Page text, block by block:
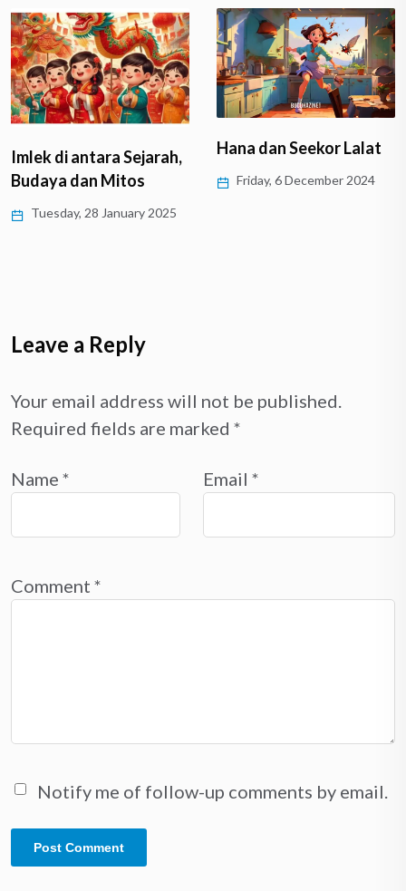
Imlek di antara Sejarah,
Budaya dan Mitos
Tuesday, 28 January 2025
Hana dan Seekor Lalat
Friday, 6 December 2024
Leave a Reply
Your email address will not be published.
Required fields are marked *
Name * Email *
Comment *
Notify me of follow-up comments by email.